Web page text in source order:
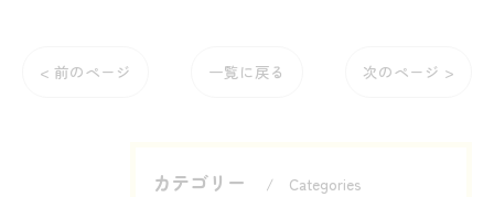
< 前のページ 一覧に戻る 次のページ >
カテゴリー Categories